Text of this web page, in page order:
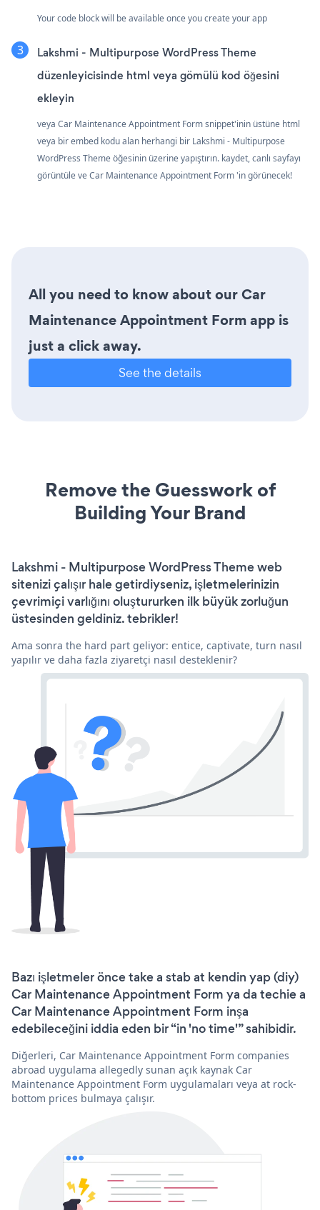
Your code block will be available once you create your app
Lakshmi - Multipurpose WordPress Theme
düzenleyicisinde html veya gömülü kod öğesini
ekleyin
veya Car Maintenance Appointment Form snippet'inin üstüne html
veya bir embed kodu alan herhangi bir Lakshmi - Multipurpose
WordPress Theme öğesinin üzerine yapıştırın. kaydet, canlı sayfayı
görüntüle ve Car Maintenance Appointment Form 'in görünecek!
All you need to know about our Car
Maintenance Appointment Form app is
just a click away.
See the details
Remove the Guesswork of
Building Your Brand
Lakshmi - Multipurpose WordPress Theme web
sitenizi çalışır hale getirdiyseniz, işletmelerinizin
çevrimiçi varlığını oluştururken ilk büyük zorluğun
üstesinden geldiniz. tebrikler!
Ama sonra the hard part geliyor: entice, captivate, turn nasıl
yapılır ve daha fazla ziyaretçi nasıl desteklenir?
Bazı işletmeler önce take a stab at kendin yap (diy)
Car Maintenance Appointment Form ya da techie a
Car Maintenance Appointment Form inşa
edebileceğini iddia eden bir “in 'no time'” sahibidir.
Diğerleri, Car Maintenance Appointment Form companies
abroad uygulama allegedly sunan açık kaynak Car
Maintenance Appointment Form uygulamaları veya at rock-
bottom prices bulmaya çalışır.